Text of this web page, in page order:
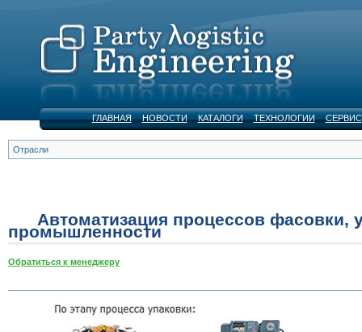
ГЛАВНАЯ НОВОСТИ КАТАЛОГИ ТЕХНОЛОГИИ СЕРВИС
Отрасли
Автоматизация процессов фасовки,
промышленности
Обратиться к менеджеру